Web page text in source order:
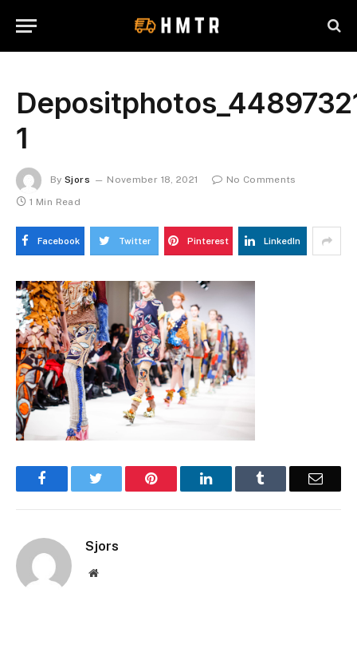
1
By Sjors November 18, 2021
No Comments
1 Min Read
Facebook Twitter Pinterest LinkedIn
Facebook Pinterest LinkedIn Email
Sjors
Website